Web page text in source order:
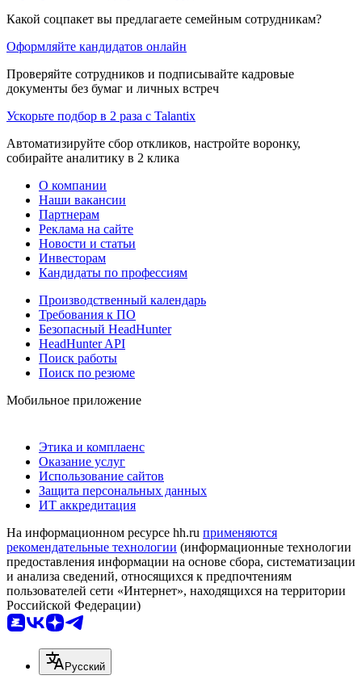
Какой соцпакет вы предлагаете семейным сотрудникам?
Оформляйте кандидатов онлайн
Проверяйте сотрудников и подписывайте кадровые
документы без бумаг и личных встреч
Ускорьте подбор в 2 раза с Talantix
Автоматизируйте сбор откликов, настройте воронку,
собирайте аналитику в 2 клика
О компании
Наши вакансии
Партнерам
Реклама на сайте
Новости и статьи
Инвесторам
Кандидаты по профессиям
Производственный календарь
Требования к ПО
Безопасный HeadHunter
HeadHunter API
Поиск работы
Поиск по резюме
Мобильное приложение
Этика и комплаенс
Оказание услуг
Использование сайтов
Защита персональных данных
ИТ аккредитация
На информационном ресурсе hh.ru применяются
рекомендательные технологии (информационные технологии
предоставления информации на основе сбора, систематизации
и анализа сведений, относящихся к предпочтениям
пользователей сети «Интернет», находящихся на территории
Российской Федерации)
Русский